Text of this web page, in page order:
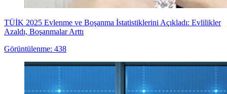
TÜİK 2025 Evlenme ve Boşanma İstatistiklerini Açıkladı: Evlilikler
Azaldı, Boşanmalar Arttı
Görüntülenme: 438